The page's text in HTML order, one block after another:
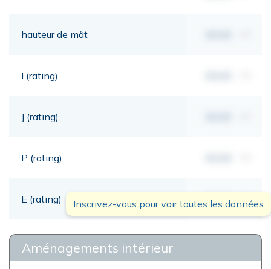
hauteur de mât
I (rating)
J (rating)
P (rating)
E (rating) 00,00
Inscrivez-vous pour voir toutes les données
Aménagements intérieur